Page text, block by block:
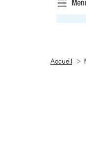
Mercosur,
Accueil